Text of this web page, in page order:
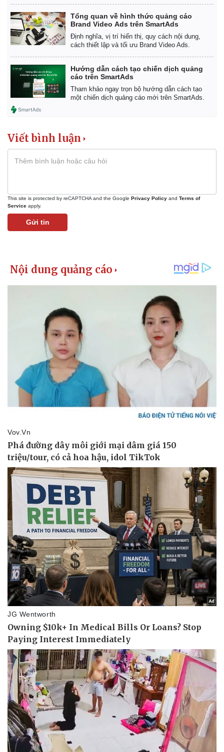
Kinh tế
Bất động sản
Khởi nghiệp
Thị trường
Giá vàng
Tiêu dùng
Tỷ giá
Chứng khoán
Giá cà phê
Tổng quan về hình thức quảng cáo
Brand Video Ads trên SmartAds
Định nghĩa, vị trí hiển thị, quy cách nội dung,
cách thiết lập và tối ưu Brand Video Ads.
Hướng dẫn cách tạo chiến dịch quảng
cáo trên SmartAds
Tham khảo ngay trọn bộ hướng dẫn cách tạo
một chiến dịch quảng cáo mới trên SmartAds.
Viết bình luận
This site is protected by reCAPTCHA and the Google Privacy Policy and Terms of
Service apply.
Gửi tin